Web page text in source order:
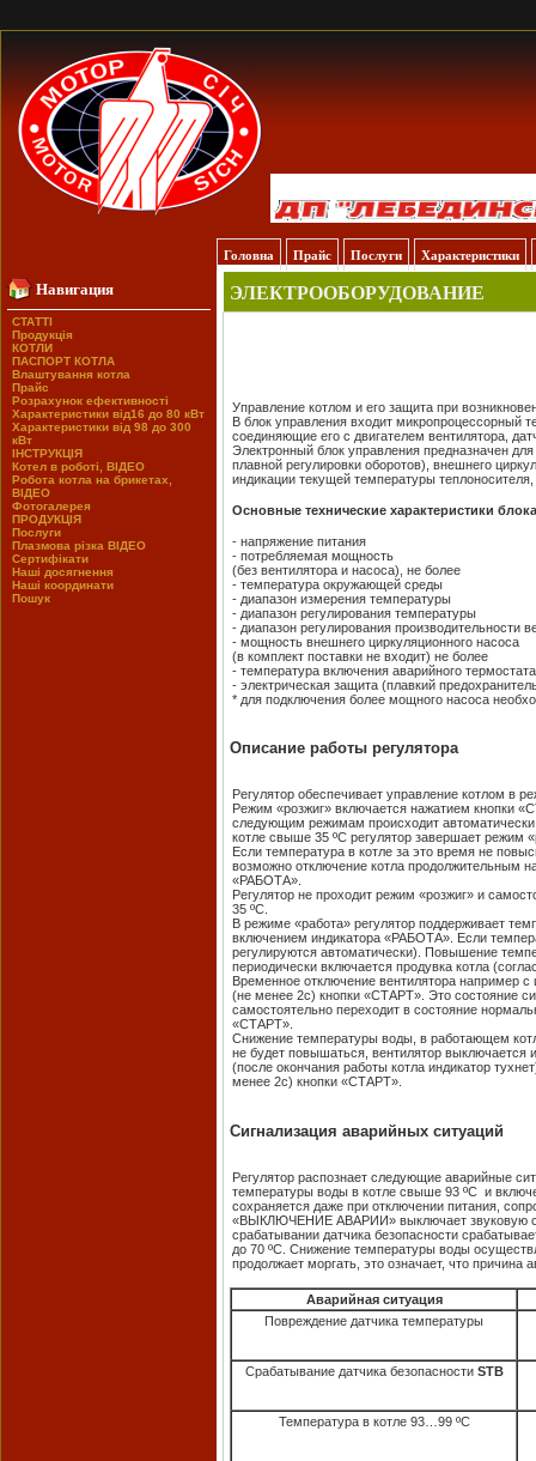
Головна Прайс Послуги Характеристики
Навигация
СТАТТІ
Продукція
КОТЛИ
ПАСПОРТ КОТЛА
Влаштування котла
Прайс
Розрахунок ефективності
Характеристики від16 до 80 кВт
Характеристики від 98 до 300
кВт
ІНСТРУКЦІЯ
Котел в роботі, ВІДЕО
Робота котла на брикетах,
ВІДЕО
Фотогалерея
ПРОДУКЦІЯ
Послуги
Плазмова різка ВІДЕО
Сертифікати
Наші досягнення
Наші координати
Пошук
ЭЛЕКТРООБОРУДОВАНИЕ
Управление котлом и его защита при
В блок управления входит микропроцессорный
соединяющие его с двигателем вентилятора,
Электронный блок управления предназначен
плавной регулировки оборотов), внешнего
индикации текущей температуры
Основные технические характеристики
- напряжение
- потребляемая мощность
(без вентилятора и насоса),
- температура окружающей
- диапазон измерения
- диапазон регулирования
- диапазон регулирования
- мощность внешнего циркуляционного насоса
(в комплект поставки не входит)
- температура включения аварийного
- электрическая защита (плавкий
* для подключения более мощного насоса
Описание работы регулятора
Регулятор обеспечивает управление котлом в
Режим «розжиг» включается нажатием кнопки
следующим режимам происходит
котле свыше 35 ºС регулятор завершает режим
Если температура в котле за это время не
возможно отключение котла продолжительным
«РАБОТА».
Регулятор не проходит режим «розжиг» и
35 ºC.
В режиме «работа» регулятор поддерживает
включением индикатора «РАБОТА». Если
регулируются автоматически). Повышение
периодически включается продувка котла
Временное отключение вентилятора например
(не менее 2с) кнопки «СТАРТ». Это состояние
самостоятельно переходит в состояние
«СТАРТ».
Снижение температуры воды, в работающем
не будет повышаться, вентилятор выключается
(после окончания работы котла индикатор
менее 2с) кнопки «СТАРТ».
Сигнализация аварийных ситуаций
Регулятор распознает следующие аварийные
температуры воды в котле свыше 93 ºC и
сохраняется даже при отключении питания,
«ВЫКЛЮЧЕНИЕ АВАРИИ» выключает звуковую
срабатывании датчика безопасности
до 70 ºC. Снижение температуры воды
продолжает моргать, это означает, что причина
Аварийная ситуация
Повреждение датчика температуры
Срабатывание датчика безопасности STB
Температура в котле 93…99 ºС